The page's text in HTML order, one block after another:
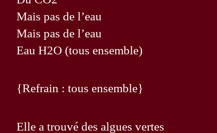
Mais pas de l’eau
Mais pas de l’eau
Eau H2O (tous ensemble)
{Refrain : tous ensemble}
Elle a trouvé des algues vertes